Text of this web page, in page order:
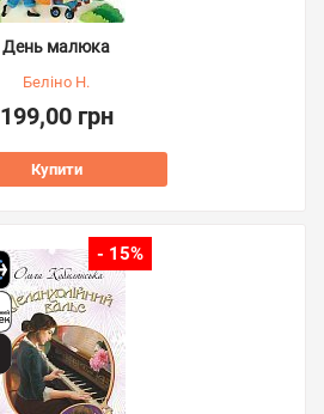
День малюка
Беліно Н.
199,00 грн
Купити
- 15%